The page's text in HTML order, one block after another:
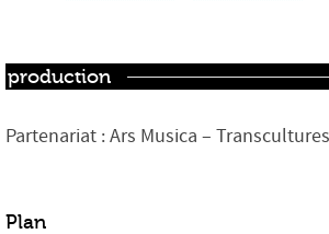
production
Partenariat : Ars Musica –
Plan